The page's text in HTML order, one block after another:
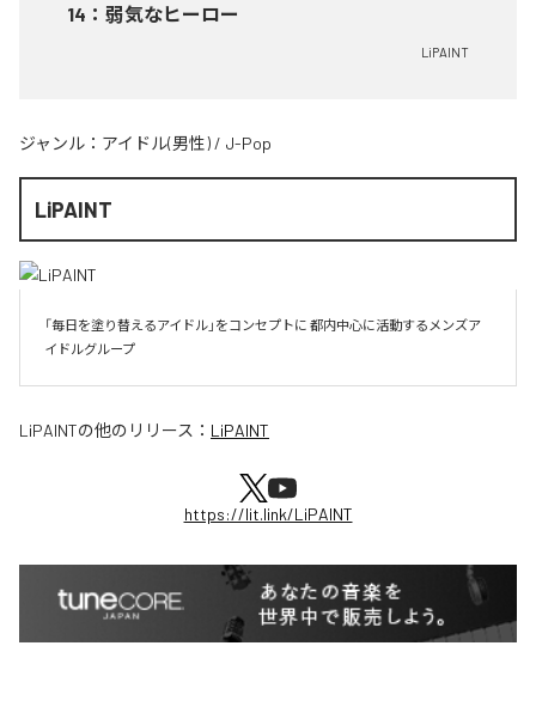
14 ： 弱気なヒーロー
LiPAINT
ジャンル： アイドル(男性) / J-Pop
LiPAINT
「毎日を塗り替えるアイドル」をコンセプトに 都内中心に活動するメンズア
イドルグループ
LiPAINTの他のリリース： LiPAINT
https://lit.link/LiPAINT